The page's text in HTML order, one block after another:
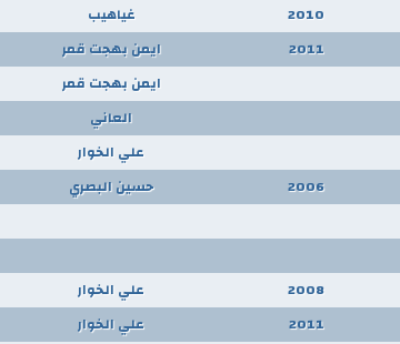
2010 غياهيب
2011 ايمن بهجت قمر
ايمن بهجت قمر
العاني
علي الخوار
2006 حسين البصري
2008 علي الخوار
2011 علي الخوار